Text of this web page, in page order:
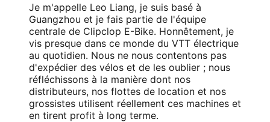
Je m'appelle Leo Liang, je suis basé à
Guangzhou et je fais partie de l'équipe
centrale de Clipclop E-Bike. Honnêtement, je
vis presque dans ce monde du VTT électrique
au quotidien. Nous ne nous contentons pas
d'expédier des vélos et de les oublier ; nous
réfléchissons à la manière dont nos
distributeurs, nos flottes de location et nos
grossistes utilisent réellement ces machines et
en tirent profit à long terme.